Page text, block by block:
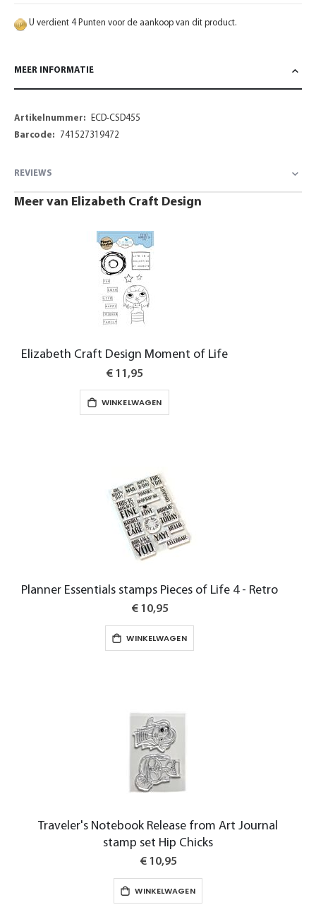
U verdient 4 Punten voor de aankoop van dit product.
MEER INFORMATIE
Meer
informatie
ECD-CSD455
741527319472
REVIEWS
Meer van Elizabeth Craft Design
Elizabeth Craft Design Moment of Life
€ 11,95
WINKELWAGEN
Planner Essentials stamps Pieces of Life 4 - Retro
€ 10,95
WINKELWAGEN
Traveler's Notebook Release from Art Journal
stamp set Hip Chicks
€ 10,95
WINKELWAGEN